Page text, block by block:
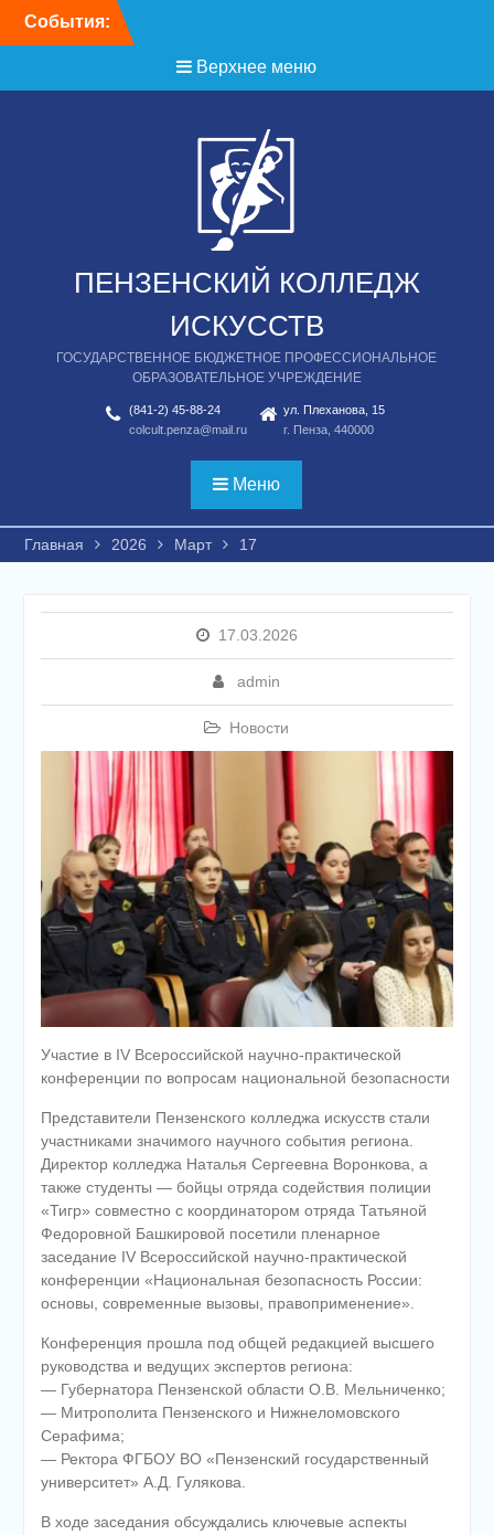
События:
Верхнее меню
ПЕНЗЕНСКИЙ КОЛЛЕДЖ
ИСКУССТВ
ГОСУДАРСТВЕННОЕ БЮДЖЕТНОЕ ПРОФЕССИОНАЛЬНОЕ
ОБРАЗОВАТЕЛЬНОЕ УЧРЕЖДЕНИЕ
(841-2) 45-88-24
colcult.penza@mail.ru
ул. Плеханова, 15
г. Пенза, 440000
Меню
Главная 2026 Март 17
17.03.2026
admin
Новости
Участие в IV Всероссийской научно-практической
конференции по вопросам национальной безопасности
Представители Пензенского колледжа искусств стали
участниками значимого научного события региона.
Директор колледжа Наталья Сергеевна Воронкова, а
также студенты — бойцы отряда содействия полиции
«Тигр» совместно с координатором отряда Татьяной
Федоровной Башкировой посетили пленарное
заседание IV Всероссийской научно-практической
конференции «Национальная безопасность России:
основы, современные вызовы, правоприменение».
Конференция прошла под общей редакцией высшего
руководства и ведущих экспертов региона:
— Губернатора Пензенской области О.В. Мельниченко;
— Митрополита Пензенского и Нижнеломовского
Серафима;
— Ректора ФГБОУ ВО «Пензенский государственный
университет» А.Д. Гулякова.
В ходе заседания обсуждались ключевые аспекты